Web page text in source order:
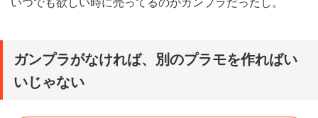
ガンプラがなければ、別のプラモを作ればい
いじゃない